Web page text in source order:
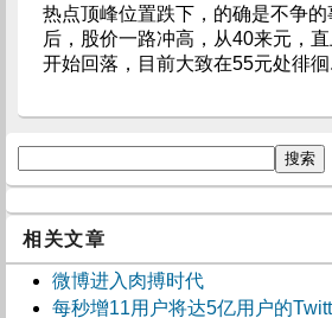
热点顶峰位置跌下，的确是不争
后，股价一路冲高，从40来元，
开始回落，目前大致在55元处徘徊.
相关文章
微博进入肉搏时代
每秒增11用户将达5亿用户的